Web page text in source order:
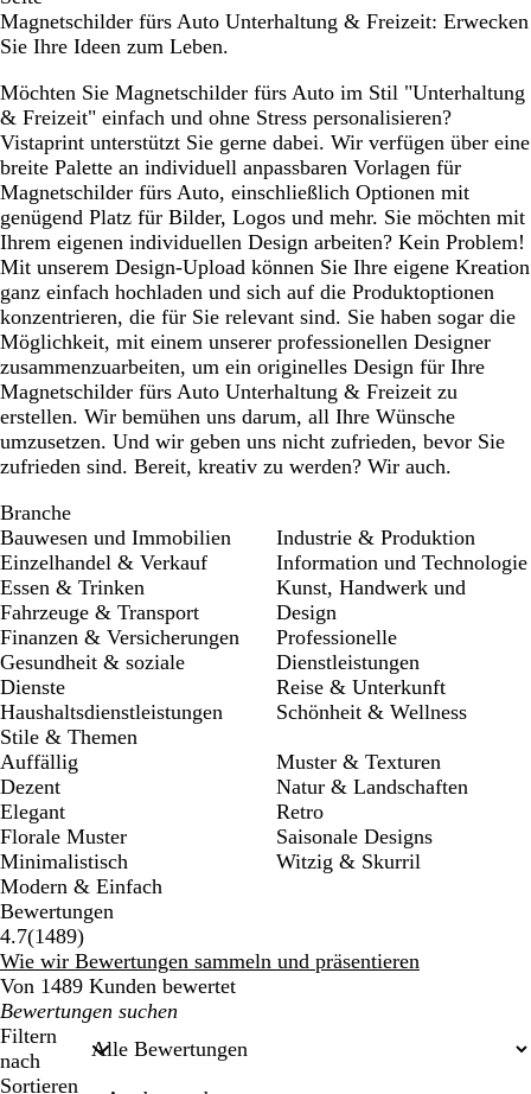
r
ü
o
t
l
b
a
u
r
z
l
a
Magnetschilder fürs Auto Unterhaltung & Freizeit: Erwecken
Sie Ihre Ideen zum Leben.
Möchten Sie Magnetschilder fürs Auto im Stil "Unterhaltung
& Freizeit" einfach und ohne Stress personalisieren?
Vistaprint unterstützt Sie gerne dabei. Wir verfügen über eine
breite Palette an individuell anpassbaren Vorlagen für
Magnetschilder fürs Auto, einschließlich Optionen mit
genügend Platz für Bilder, Logos und mehr. Sie möchten mit
Ihrem eigenen individuellen Design arbeiten? Kein Problem!
Mit unserem Design-Upload können Sie Ihre eigene Kreation
ganz einfach hochladen und sich auf die Produktoptionen
konzentrieren, die für Sie relevant sind. Sie haben sogar die
Möglichkeit, mit einem unserer professionellen Designer
zusammenzuarbeiten, um ein originelles Design für Ihre
Magnetschilder fürs Auto Unterhaltung & Freizeit zu
erstellen. Wir bemühen uns darum, all Ihre Wünsche
umzusetzen. Und wir geben uns nicht zufrieden, bevor Sie
zufrieden sind. Bereit, kreativ zu werden? Wir auch.
Branche
Bauwesen und Immobilien
Einzelhandel & Verkauf
Essen & Trinken
Fahrzeuge & Transport
Finanzen & Versicherungen
Gesundheit & soziale
Dienste
Haushaltsdienstleistungen
Industrie & Produktion
Information und Technologie
Kunst, Handwerk und
Design
Professionelle
Dienstleistungen
Reise & Unterkunft
Schönheit & Wellness
Stile & Themen
Auffällig
Dezent
Elegant
Florale Muster
Minimalistisch
Modern & Einfach
Muster & Texturen
Natur & Landschaften
Retro
Saisonale Designs
Witzig & Skurril
Bewertungen
4.7(14891489
Bewertungen
)
Wie wir Bewertungen sammeln und präsentieren
Von 1489 Kunden bewertet
Meine
Sucheingaben
Filtern
nach
Sortieren